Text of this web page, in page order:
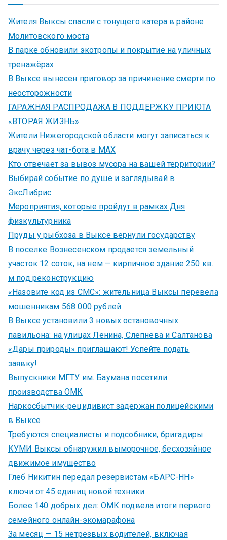
Жителя Выксы спасли с тонущего катера в районе
Молитовского моста
В парке обновили экотропы и покрытие на уличных
тренажёрах
В Выксе вынесен приговор за причинение смерти по
неосторожности
ГАРАЖНАЯ РАСПРОДАЖА В ПОДДЕРЖКУ ПРИЮТА
«ВТОРАЯ ЖИЗНЬ»
Жители Нижегородской области могут записаться к
врачу через чат-бота в MAX
Кто отвечает за вывоз мусора на вашей территории?
Выбирай событие по душе и заглядывай в
ЭксЛибрис
Мероприятия, которые пройдут в рамках Дня
физкультурника
Пруды у рыбхоза в Выксе вернули государству
В поселке Вознесенском продается земельный
участок 12 соток, на нем — кирпичное здание 250 кв.
м под реконструкцию
«Назовите код из СМС»: жительница Выксы перевела
мошенникам 568 000 рублей
В Выксе установили 3 новых остановочных
павильона: на улицах Ленина, Слепнева и Салтанова
«Дары природы» приглашают! Успейте подать
заявку!
Выпускники МГТУ им. Баумана посетили
производства ОМК
Наркосбытчик-рецидивист задержан полицейскими
в Выксе
Требуются специалисты и подсобники, бригадиры
КУМИ Выксы обнаружил выморочное, бесхозяйное
движимое имущество
Глеб Никитин передал резервистам «БАРС-НН»
ключи от 45 единиц новой техники
Более 140 добрых дел: ОМК подвела итоги первого
семейного онлайн-экомарафона
За месяц — 15 нетрезвых водителей, включая